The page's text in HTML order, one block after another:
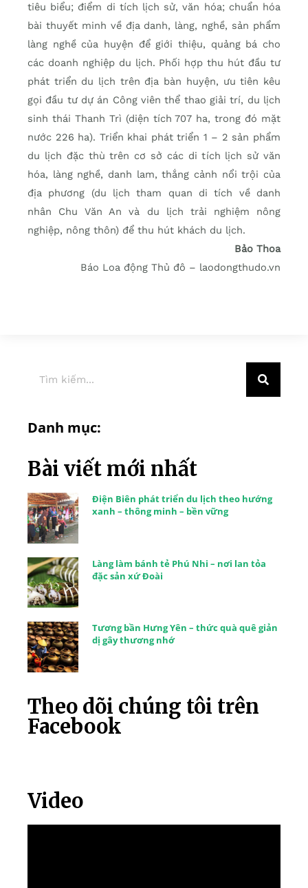
tiêu biểu; điểm di tích lịch sử, văn hóa; chuẩn hóa
bài thuyết minh về địa danh, làng, nghề, sản phẩm
làng nghề của huyện để giới thiệu, quảng bá cho
các doanh nghiệp du lịch. Phối hợp thu hút đầu tư
phát triển du lịch trên địa bàn huyện, ưu tiên kêu
gọi đầu tư dự án Công viên thể thao giải trí, du lịch
sinh thái Thanh Trì (diện tích 707 ha, trong đó mặt
nước 226 ha). Triển khai phát triển 1 – 2 sản phẩm
du lịch đặc thù trên cơ sở các di tích lịch sử văn
hóa, làng nghề, danh lam, thắng cảnh nổi trội của
địa phương (du lịch tham quan di tích về danh
nhân Chu Văn An và du lịch trải nghiệm nông
nghiệp, nông thôn) để thu hút khách du lịch.
Bảo Thoa
Báo Loa động Thủ đô – laodongthudo.vn
Danh mục:
Bài viết mới nhất
Điện Biên phát triển du lịch theo hướng
xanh – thông minh – bền vững
Làng làm bánh tẻ Phú Nhi – nơi lan tỏa
đặc sản xứ Đoài
Tương bần Hưng Yên – thức quà quê giản
dị gây thương nhớ
Theo dõi chúng tôi trên
Facebook
Video